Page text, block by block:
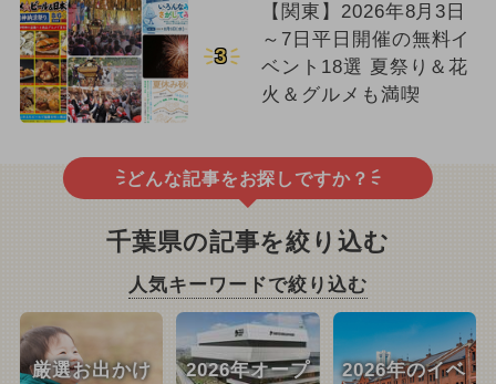
3
【関東】2026年8月3日
～7日平日開催の無料イ
ベント18選 夏祭り＆花
火＆グルメも満喫
どんな記事をお探しですか？
千葉県の記事を絞り込む
人気キーワードで絞り込む
厳選お出かけ
2026年オープ
2026年のイベ